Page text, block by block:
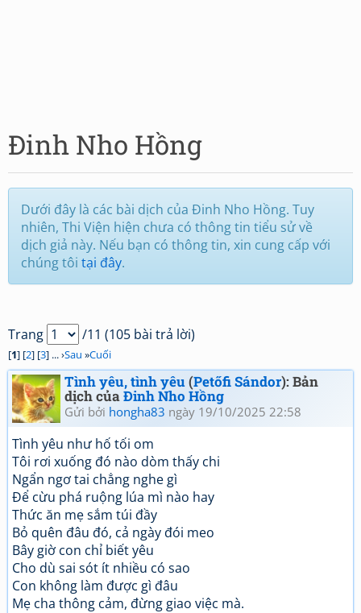
Đinh Nho Hồng
Dưới đây là các bài dịch của Đinh Nho Hồng. Tuy
nhiên, Thi Viện hiện chưa có thông tin tiểu sử về
dịch giả này. Nếu bạn có thông tin, xin cung cấp với
chúng tôi tại đây.
Trang /11 (105 bài trả lời)
[1] [2] [3] ... ›Sau »Cuối
Tình yêu, tình yêu(Petőfi Sándor): Bản
dịch củaĐinh Nho Hồng
Gửi bởi hongha83 ngày 19/10/2025 22:58
Tình yêu như hố tối om
Tôi rơi xuống đó nào dòm thấy chi
Ngẩn ngơ tai chẳng nghe gì
Để cừu phá ruộng lúa mì nào hay
Thức ăn mẹ sắm túi đầy
Bỏ quên đâu đó, cả ngày đói meo
Bây giờ con chỉ biết yêu
Cho dù sai sót ít nhiều có sao
Con không làm được gì đâu
Mẹ cha thông cảm, đừng giao việc mà.